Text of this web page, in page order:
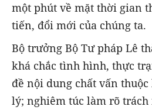
một phút về mặt thời gian
tiến, đổi mới của chúng ta.
Bộ trưởng Bộ Tư pháp Lê
khá chắc tình hình, thực
đề nội dung chất vấn
lý; nghiêm túc làm rõ